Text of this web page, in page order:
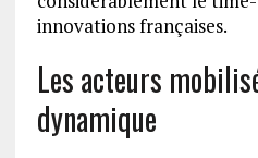
innovations françaises.
Les acteurs
dynamique